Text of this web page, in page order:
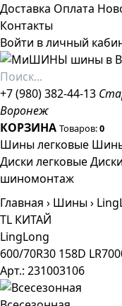
Доставка Оплата
Контакты
Войти в личный
+7 (980) 382-44-13
Воронеж
КОРЗИНА Товаров:0
Шины легковые
Диски легковые
шиномонтаж
Главная › Шины›
TL КИТАЙ
LingLong
600/70R30 158D
Арт.: 231003106